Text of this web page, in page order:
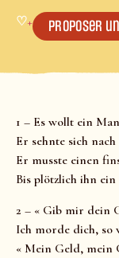
♡+ Proposer
1 – Es wollt ein
Er sehnte sich
Er musste einen
Bis plötzlich ihn
2 – « Gib mir dein
Ich morde dich, so
« Mein Geld, mein